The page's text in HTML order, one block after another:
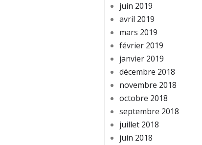
juin 2019
avril 2019
mars 2019
février 2019
janvier 2019
décembre 2018
novembre 2018
octobre 2018
septembre 2018
juillet 2018
juin 2018